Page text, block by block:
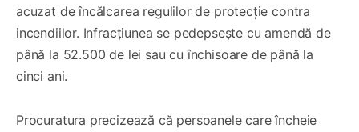
acuzat de încălcarea regulilor de protecție contra
incendiilor. Infracțiunea se pedepsește cu amendă de
până la 52.500 de lei sau cu închisoare de până la
cinci ani.
Procuratura precizează că persoanele care încheie